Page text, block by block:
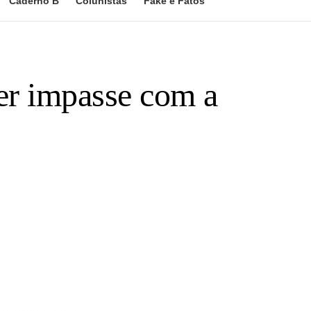
impasse com a